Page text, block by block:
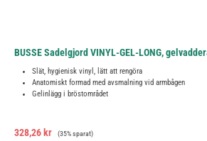
BUSSE Sadelgjord VINYL-GEL-LONG,
Slät, hygienisk vinyl, lätt att rengöra
Anatomiskt formad med avsmalning vid armbågen
Gelinlägg i bröstområdet
Försäljningspris:
328,26 kr Ordinarie pris:
(35% sparat)